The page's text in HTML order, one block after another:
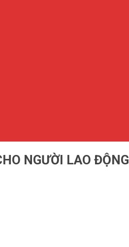
NGƯỜI LAO ĐỘNG